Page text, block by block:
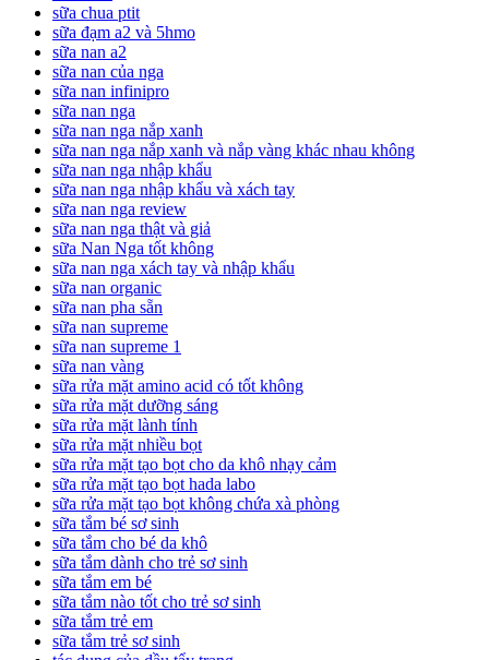
sữa chua ptit
sữa đạm a2 và 5hmo
sữa nan a2
sữa nan của nga
sữa nan infinipro
sữa nan nga
sữa nan nga nắp xanh
sữa nan nga nắp xanh và nắp vàng khác nhau không
sữa nan nga nhập khẩu
sữa nan nga nhập khẩu và xách tay
sữa nan nga review
sữa nan nga thật và giả
sữa Nan Nga tốt không
sữa nan nga xách tay và nhập khẩu
sữa nan organic
sữa nan pha sẵn
sữa nan supreme
sữa nan supreme 1
sữa nan vàng
sữa rửa mặt amino acid có tốt không
sữa rửa mặt dưỡng sáng
sữa rửa mặt lành tính
sữa rửa mặt nhiều bọt
sữa rửa mặt tạo bọt cho da khô nhạy cảm
sữa rửa mặt tạo bọt hada labo
sữa rửa mặt tạo bọt không chứa xà phòng
sữa tắm bé sơ sinh
sữa tắm cho bé da khô
sữa tắm dành cho trẻ sơ sinh
sữa tắm em bé
sữa tắm nào tốt cho trẻ sơ sinh
sữa tắm trẻ em
sữa tắm trẻ sơ sinh